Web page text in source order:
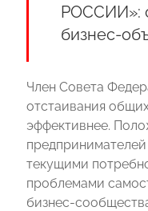
РОССИИ»:
бизнес-
Член Совета
отстаивания
эффективнее.
текущими
проблемами
бизнес-